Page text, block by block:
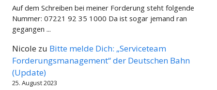
Auf dem Schreiben bei meiner Forderung steht folgende
Nummer: 07221 92 35 1000 Da ist sogar jemand ran
gegangen ...
Nicole zu Bitte melde Dich: „Serviceteam
Forderungsmanagement“ der Deutschen Bahn
(Update)
25. August 2023